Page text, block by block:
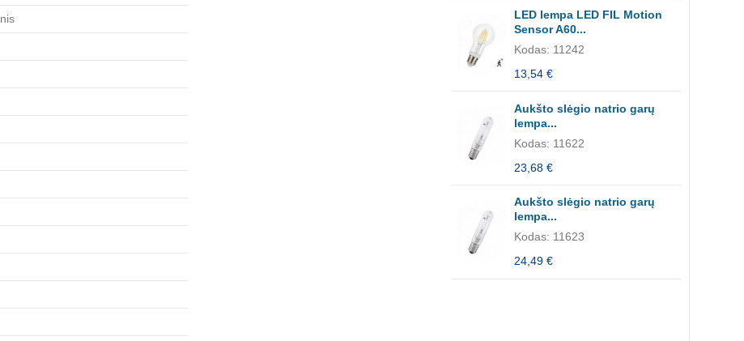
LED lempa LED FIL Motion
Sensor A60...
Kodas: 11242
13,54 €
Aukšto slėgio natrio garų
lempa...
Kodas: 11622
23,68 €
Aukšto slėgio natrio garų
lempa...
Kodas: 11623
24,49 €